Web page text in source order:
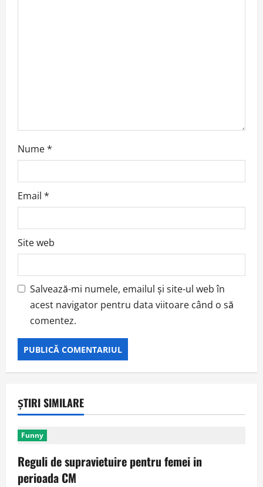
Nume*
Email *
Site web
Salvează-mi numele, emailul și site-ul web în
acest navigator pentru data viitoare când o să
comentez.
ȘTIRI SIMILARE
Funny
Reguli de supravietuire pentru femei in
perioada CM